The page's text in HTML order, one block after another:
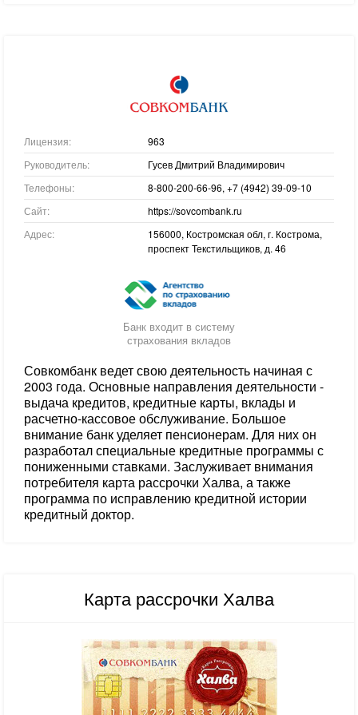
Лицензия:
963
Руководитель:
Гусев Дмитрий Владимирович
Телефоны:
8-800-200-66-96, +7 (4942) 39-09-10
Сайт:
https://sovcombank.ru
Адрес:
156000, Костромская обл, г. Кострома,
проспект Текстильщиков, д. 46
Банк входит в систему
страхования вкладов
Совкомбанк ведет свою деятельность начиная с
2003 года. Основные направления деятельности -
выдача кредитов, кредитные карты, вклады и
расчетно-кассовое обслуживание. Большое
внимание банк уделяет пенсионерам. Для них он
разработал специальные кредитные программы с
пониженными ставками. Заслуживает внимания
потребителя карта рассрочки Халва, а также
программа по исправлению кредитной истории
кредитный доктор.
Карта рассрочки Халва